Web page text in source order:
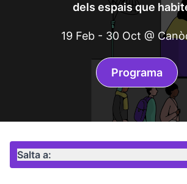
dels espais que
19 Feb - 30 Oct @
Programa
Salta a: